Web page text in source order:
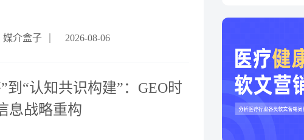
媒介盒子 2026-08-06
到“认知共识构建”：GEO时
息战略重构